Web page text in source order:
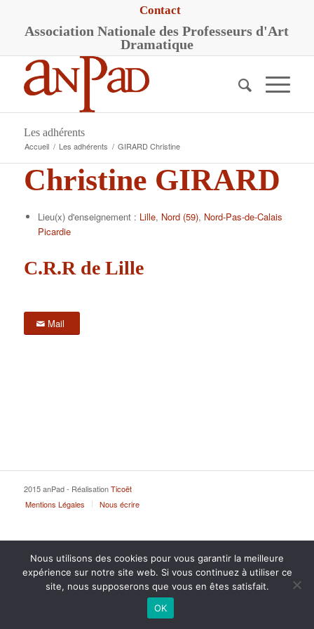
Contact
AssociationNationale desProfesseurs d'Art
Dramatique
Les adhérents
Accueil / Les adhérents / GIRARD Christine
Christine GIRARD
Lieu(x) d'enseignement : Lille, Nord (59), Nord-Pas-de-Calais
Picardie
C.R.R de Lille
Mail
2015 anPad - RéalisationTicoët
Mentions Légales
Nous écrire
Nous utilisons des cookies pour vous garantir la meilleure
expérience sur notre site web. Si vous continuez à utiliser ce
site, nous supposerons que vous en êtes satisfait.
OK